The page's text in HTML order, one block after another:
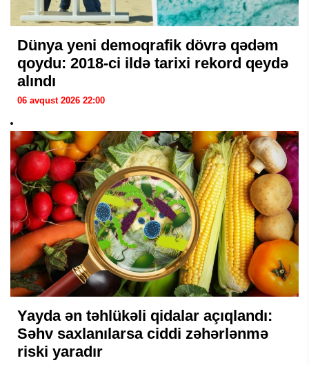
Dünya yeni demoqrafik dövrə qədəm
qoydu: 2018-ci ildə tarixi rekord qeydə
alındı
06 avqust 2026 22:00
Yayda ən təhlükəli qidalar açıqlandı:
Səhv saxlanılarsa ciddi zəhərlənmə
riski yaradır